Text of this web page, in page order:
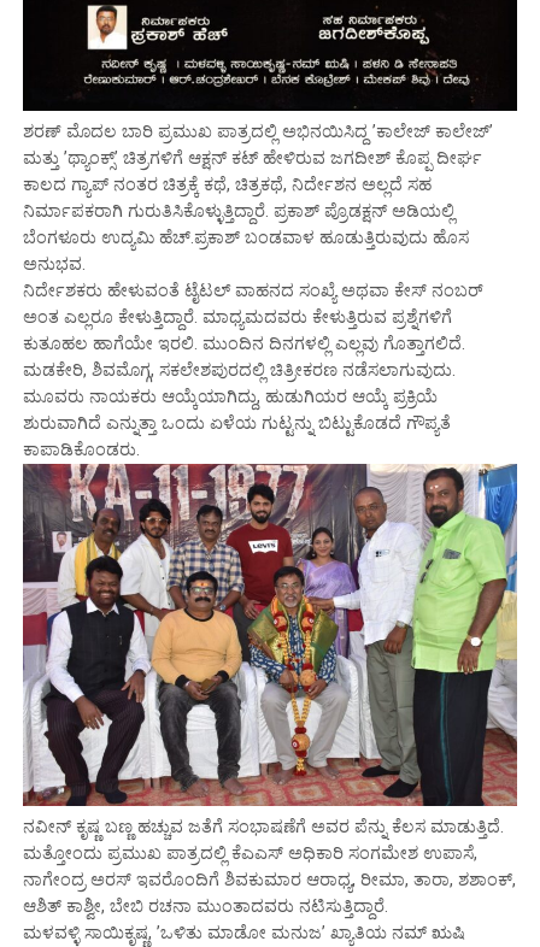
ಶರಣ್ ಮೊದಲ ಬಾರಿ ಪ್ರಮುಖ ಪಾತ್ರದಲ್ಲಿ ಅಭಿನಯಿಸಿದ್ದ ’ಕಾಲೇಜ್ ಕಾಲೇಜ್’
ಮತ್ತು ’ಥ್ಯಾಂಕ್ಸ್’ ಚಿತ್ರಗಳಿಗೆ ಆಕ್ಷನ್ ಕಟ್ ಹೇಳಿರುವ ಜಗದೀಶ್ ಕೊಪ್ಪ ದೀರ್ಘ
ಕಾಲದ ಗ್ಯಾಪ್ ನಂತರ ಚಿತ್ರಕ್ಕೆ ಕಥೆ, ಚಿತ್ರಕಥೆ, ನಿರ್ದೇಶನ ಅಲ್ಲದೆ ಸಹ
ನಿರ್ಮಾಪಕರಾಗಿ ಗುರುತಿಸಿಕೊಳ್ಳುತ್ತಿದ್ದಾರೆ. ಪ್ರಕಾಶ್ ಪ್ರೊಡಕ್ಷನ್ ಅಡಿಯಲ್ಲಿ
ಬೆಂಗಳೂರು ಉದ್ಯಮಿ ಹೆಚ್.ಪ್ರಕಾಶ್ ಬಂಡವಾಳ ಹೂಡುತ್ತಿರುವುದು ಹೊಸ
ಅನುಭವ.
ನಿರ್ದೇಶಕರು ಹೇಳುವಂತೆ ಟೈಟಲ್ ವಾಹನದ ಸಂಖ್ಯೆ ಅಥವಾ ಕೇಸ್ ನಂಬರ್
ಅಂತ ಎಲ್ಲರೂ ಕೇಳುತ್ತಿದ್ದಾರೆ. ಮಾಧ್ಯಮದವರು ಕೇಳುತ್ತಿರುವ ಪ್ರಶ್ನೆಗಳಿಗೆ
ಕುತೂಹಲ ಹಾಗೆಯೇ ಇರಲಿ. ಮುಂದಿನ ದಿನಗಳಲ್ಲಿ ಎಲ್ಲವು ಗೊತ್ತಾಗಲಿದೆ.
ಮಡಕೇರಿ, ಶಿವಮೊಗ್ಗ, ಸಕಲೇಶಪುರದಲ್ಲಿ ಚಿತ್ರೀಕರಣ ನಡೆಸಲಾಗುವುದು.
ಮೂವರು ನಾಯಕರು ಆಯ್ಕೆಯಾಗಿದ್ದು, ಹುಡುಗಿಯರ ಆಯ್ಕೆ ಪ್ರಕ್ರಿಯೆ
ಶುರುವಾಗಿದೆ ಎನ್ನುತ್ತಾ ಒಂದು ಏಳೆಯ ಗುಟ್ಟನ್ನು ಬಿಟ್ಟುಕೊಡದೆ ಗೌಪ್ಯತೆ
ಕಾಪಾಡಿಕೊಂಡರು.
ನವೀನ್ ಕೃಷ್ಣ ಬಣ್ಣ ಹಚ್ಚುವ ಜತೆಗೆ ಸಂಭಾಷಣೆಗೆ ಅವರ ಪೆನ್ನು ಕೆಲಸ ಮಾಡುತ್ತಿದೆ.
ಮತ್ತೋಂದು ಪ್ರಮುಖ ಪಾತ್ರದಲ್ಲಿ ಕೆಎಎಸ್ ಅಧಿಕಾರಿ ಸಂಗಮೇಶ ಉಪಾಸೆ,
ನಾಗೇಂದ್ರ ಅರಸ್ ಇವರೊಂದಿಗೆ ಶಿವಕುಮಾರ ಆರಾಧ್ಯ, ರೀಮಾ, ತಾರಾ, ಶಶಾಂಕ್,
ಆಶಿತ್ ಕಾಶ್ವೀ, ಬೇಬಿ ರಚನಾ ಮುಂತಾದವರು ನಟಿಸುತ್ತಿದ್ದಾರೆ.
ಮಳವಳ್ಳಿ ಸಾಯಿಕೃಷ್ಣ, ’ಒಳಿತು ಮಾಡೋ ಮನುಜ’ ಖ್ಯಾತಿಯ ನಮ್ ಋಷಿ